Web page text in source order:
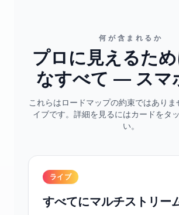
何が含まれるか
プロに見えるた
なすべて — スマ
これらはロードマップの約束ではありま
イブです。詳細を見るにはカードをタ
い。
ライブ
すべてにマルチストリー